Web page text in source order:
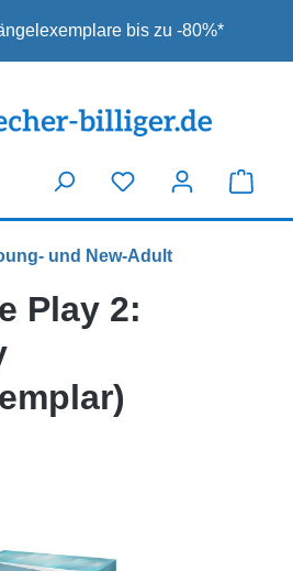
bis zu -80%*
und New-Adult
Play 2: